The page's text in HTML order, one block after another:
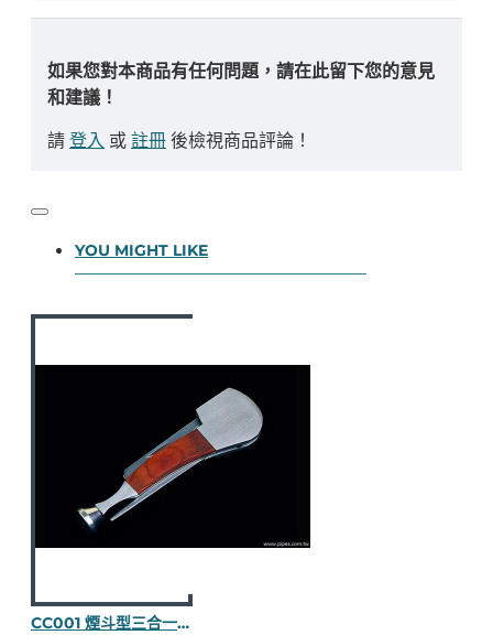
如果您對本商品有任何問題，請在此留下您的意見
和建議！
請登入 或註冊後檢視商品評論！
YOU MIGHT LIKE
CC001 煙斗型三合一壓棒（紅木半貼皮）